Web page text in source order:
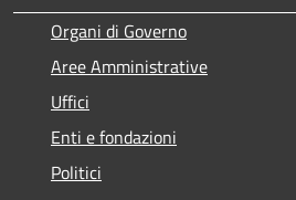
Organi di Governo
Aree Amministrative
Uffici
Enti e fondazioni
Politici